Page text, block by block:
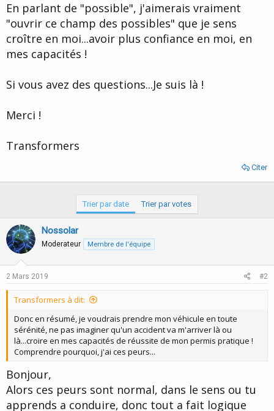
En parlant de "possible", j'aimerais vraiment
"ouvrir ce champ des possibles" que je sens
croître en moi...avoir plus confiance en moi, en
mes capacités !
Si vous avez des questions...Je suis là !
Merci !
Transformers
Citer
Trier par date Trier par votes
Nossolar
Moderateur Membre de l'équipe
2 Mars 2019 #2
Transformers à dit:
Donc en résumé, je voudrais prendre mon véhicule en toute
sérénité, ne pas imaginer qu'un accident va m'arriver là ou
là...croire en mes capacités de réussite de mon permis pratique !
Comprendre pourquoi, j'ai ces peurs...
Bonjour,
Alors ces peurs sont normal, dans le sens ou tu
apprends a conduire, donc tout a fait logique